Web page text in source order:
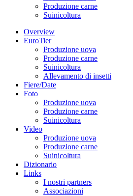
Produzione carne
Suinicoltura
Overview
EuroTier
Produzione uova
Produzione carne
Suinicoltura
Allevamento di insetti
Fiere/Date
Foto
Produzione uova
Produzione carne
Suinicoltura
Video
Produzione uova
Produzione carne
Suinicoltura
Dizionario
Links
I nostri partners
Associazioni